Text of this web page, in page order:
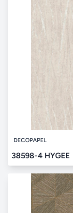
DECOPAPEL
38598-4 HYGEE